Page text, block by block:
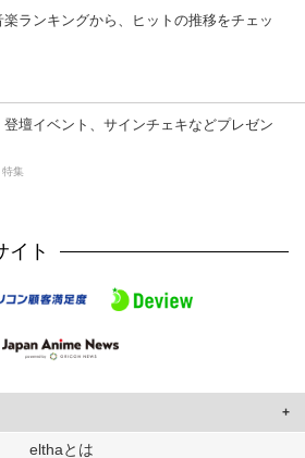
楽ランキングから、ヒットの推移をチェッ
登壇イベント、サインチェキなどプレゼン
特集
イト
して、ユーザーに合わせたコンテンツや広告の
elthaとは